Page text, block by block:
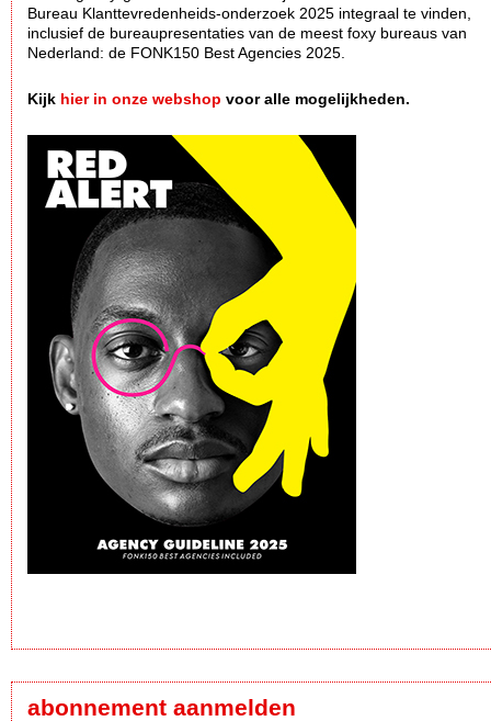
Bureau Klanttevredenheids-onderzoek 2025 integraal te vinden,
inclusief de bureaupresentaties van de meest foxy bureaus van
Nederland: de FONK150 Best Agencies 2025.
Kijk hier in onze webshop voor alle mogelijkheden.
abonnement aanmelden